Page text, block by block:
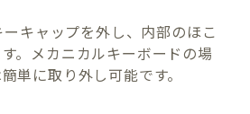
ーキャップを外し、内部のほこ
。メカニカルキーボードの場
単に取り外し可能です。